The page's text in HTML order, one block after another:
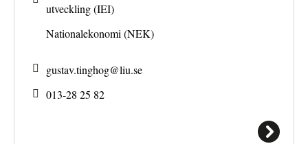
utveckling (IEI)
Nationalekonomi (NEK)
gustav.tinghog@liu.se
013-28 25 82